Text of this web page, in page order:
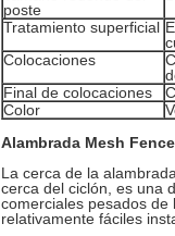
poste
Tratamiento superficial
Colocaciones
Final de colocaciones
Color
Alambrada Mesh
La cerca de la
cerca del ciclón, es una
comerciales pesados de
relativamente fáciles